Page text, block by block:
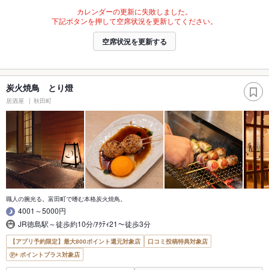
カレンダーの更新に失敗しました。
下記ボタンを押して空席状況を更新してください。
空席状況を更新する
炭火焼鳥 とり燈
居酒屋 秋田町
職人の腕光る。富田町で嗜む本格炭火焼鳥。
4001～5000円
JR徳島駅～徒歩約10分/ｱｸﾃｨ21～徒歩3分
【アプリ予約限定】最大800ポイント還元対象店
口コミ投稿特典対象店
ポイントプラス対象店